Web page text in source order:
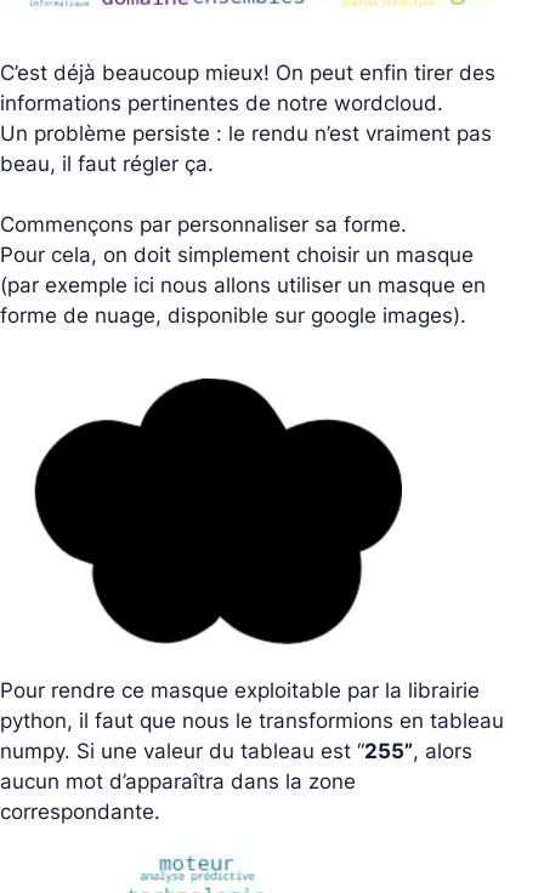
C’est déjà beaucoup mieux! On peut enfin tirer des
informations pertinentes de notre wordcloud.
Un problème persiste : le rendu n’est vraiment pas
beau, il faut régler ça.
Commençons par personnaliser sa forme.
Pour cela, on doit simplement choisir un masque
(par exemple ici nous allons utiliser un masque en
forme de nuage, disponible sur google images).
Pour rendre ce masque exploitable par la librairie
python, il faut que nous le transformions en tableau
numpy. Si une valeur du tableau est “255”, alors
aucun mot d’apparaîtra dans la zone
correspondante.